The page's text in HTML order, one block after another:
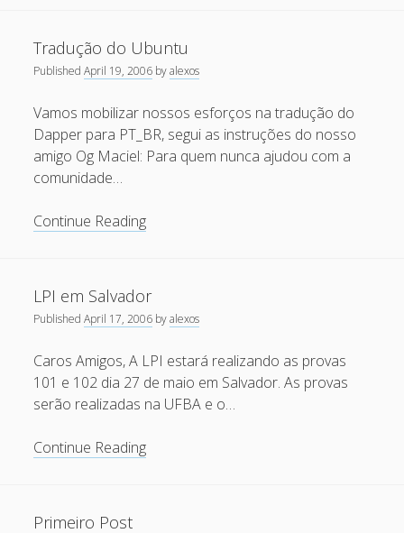
October 2013
June 2013
May 2013
April 2013
September 2012
March 2012
January 2012
November 2011
divulgação
do
III
Software
Livre
da
Tradução do Ubuntu
PublishedApril 19, 2006 byalexos
Vamos mobilizar nossos esforços na tradução do
Dapper para PT_BR, segui as instruções do nosso
amigo Og Maciel: Para quem nunca ajudou com a
comunidade…
Continue ReadingTradução
LPI em Salvador
PublishedApril 17, 2006 byalexos
Caros Amigos, A LPI estará realizando as provas
101 e 102 dia 27 de maio em Salvador. As provas
serão realizadas na UFBA e o…
Continue ReadingLPI
Primeiro Post